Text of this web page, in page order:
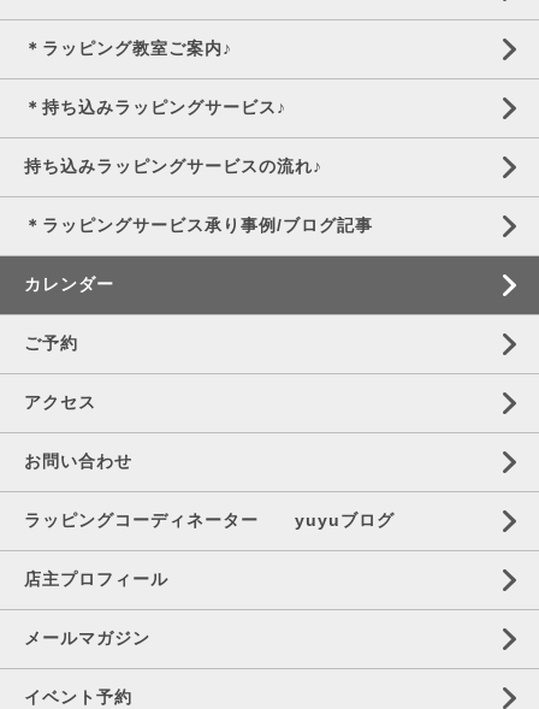
＊ラッピング教室ご案内♪
＊持ち込みラッピングサービス♪
持ち込みラッピングサービスの流れ♪
＊ラッピングサービス承り事例/ブログ記事
カレンダー
ご予約
アクセス
お問い合わせ
ラッピングコーディネーター yuyuブログ
店主プロフィール
メールマガジン
イベント予約